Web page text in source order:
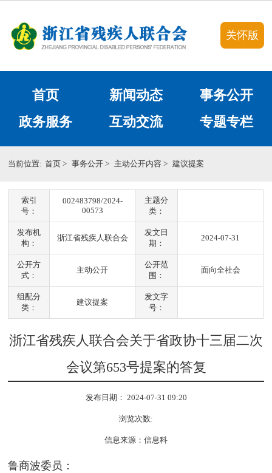
关怀版
首页 新闻动态
事务公开
政务服务
互动交流 专题专栏
当前位置: 首页 > 事务公开> 主动公开内容> 建议提案
索引
号：
002483798/2024-
00573
主题分
类：
发布机
构：
浙江省残疾人联合会
发文日
期：
2024-07-31
公开方
式：
主动公开
公开范
围：
面向全社会
组配分
类：
建议提案
发文字
号：
浙江省残疾人联合会关于省政协十三届二次
会议第653号提案的答复
发布日期： 2024-07-31 09:20
浏览次数:
信息来源：信息科
鲁商波委员：